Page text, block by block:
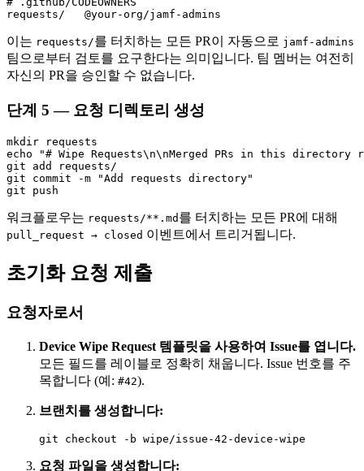
이는 requests/를 터치하는 모든 PR이 자동으로 jamf-admins
팀으로부터 검토를 요구한다는 의미입니다. 팀 멤버는 여전히
자신의 PR을 승인할 수 없습니다.
단계 5 — 요청 디렉토리 생성
mkdir requests
echo "# Wipe Requests\n\nMerged PRs in this directory
git add requests/
git commit -m "Add requests directory"
워크플로우는 requests/**.md 를 터치하는 모든 PR에 대해
pull_request → closed 이벤트에서 트리거됩니다.
초기화 요청 제출
요청자로서
Device Wipe Request 템플릿을 사용하여 Issue를 엽니다.
모든 필드를 레이블로 정확히 채웁니다. Issue 번호를 주
목합니다 (예: #42).
브랜치를 생성합니다:
요청 파일을 생성합니다: